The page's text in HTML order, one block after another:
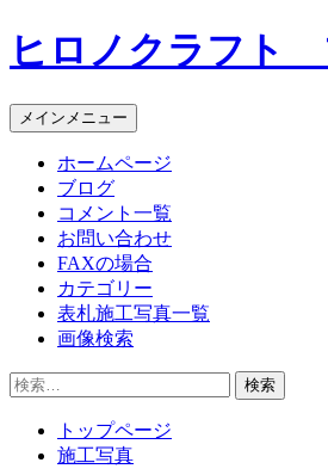
コ
ン
ン
ツ
ヒロノクラフト
メインメニュー
ホームページ
ブログ
コメント一覧
お問い合わせ
FAXの場合
カテゴリー
表札施工写真一覧
画像検索
検
トップページ
施工写真